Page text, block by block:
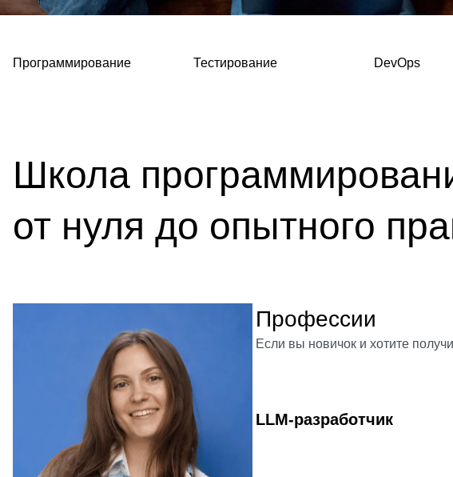
Программирование Тестирование DevOps
Школа
от нуля до опытного
Профессии
Если вы новичок и хотите
LLM-разработчик